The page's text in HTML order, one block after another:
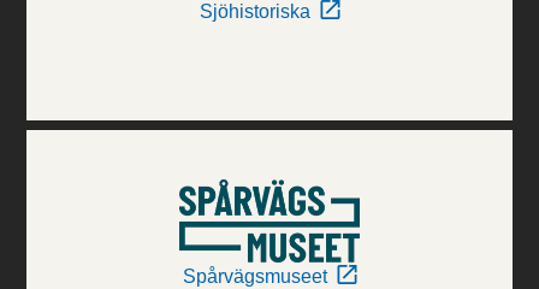
Sjöhistoriska
Spårvägsmuseet